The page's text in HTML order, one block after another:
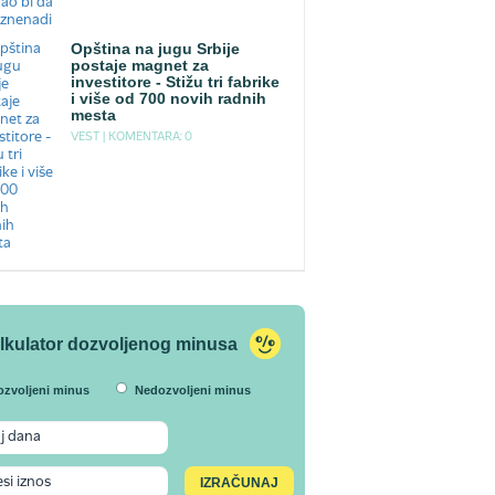
Opština na jugu Srbije
postaje magnet za
investitore - Stižu tri fabrike
i više od 700 novih radnih
mesta
VEST | KOMENTARA: 0
dozvoljenog minusa
minus Nedozvoljeni minus